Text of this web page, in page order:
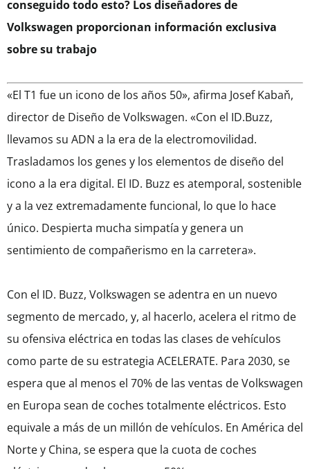
conseguido todo esto? Los diseñadores de
Volkswagen proporcionan información exclusiva
sobre su trabajo
«El T1 fue un icono de los años 50», afirma Josef Kabaň,
director de Diseño de Volkswagen. «Con el ID.Buzz,
llevamos su ADN a la era de la electromovilidad.
Trasladamos los genes y los elementos de diseño del
icono a la era digital. El ID. Buzz es atemporal, sostenible
y a la vez extremadamente funcional, lo que lo hace
único. Despierta mucha simpatía y genera un
sentimiento de compañerismo en la carretera».
Con el ID. Buzz, Volkswagen se adentra en un nuevo
segmento de mercado, y, al hacerlo, acelera el ritmo de
su ofensiva eléctrica en todas las clases de vehículos
como parte de su estrategia ACELERATE. Para 2030, se
espera que al menos el 70% de las ventas de Volkswagen
en Europa sean de coches totalmente eléctricos. Esto
equivale a más de un millón de vehículos. En América del
Norte y China, se espera que la cuota de coches